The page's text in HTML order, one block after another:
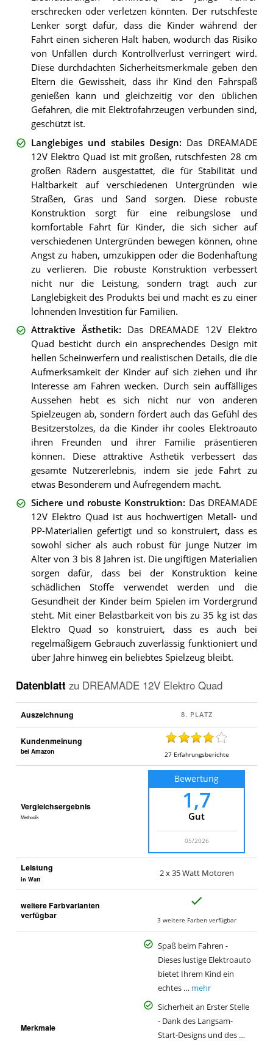
erschrecken oder verletzen könnten. Der rutschfeste
Lenker sorgt dafür, dass die Kinder während der
Fahrt einen sicheren Halt haben, wodurch das Risiko
von Unfällen durch Kontrollverlust verringert wird.
Diese durchdachten Sicherheitsmerkmale geben den
Eltern die Gewissheit, dass ihr Kind den Fahrspaß
genießen kann und gleichzeitig vor den üblichen
Gefahren, die mit Elektrofahrzeugen verbunden sind,
geschützt ist.
Langlebiges und stabiles Design: Das DREAMADE
12V Elektro Quad ist mit großen, rutschfesten 28 cm
großen Rädern ausgestattet, die für Stabilität und
Haltbarkeit auf verschiedenen Untergründen wie
Straßen, Gras und Sand sorgen. Diese robuste
Konstruktion sorgt für eine reibungslose und
komfortable Fahrt für Kinder, die sich sicher auf
verschiedenen Untergründen bewegen können, ohne
Angst zu haben, umzukippen oder die Bodenhaftung
zu verlieren. Die robuste Konstruktion verbessert
nicht nur die Leistung, sondern trägt auch zur
Langlebigkeit des Produkts bei und macht es zu einer
lohnenden Investition für Familien.
Attraktive Ästhetik: Das DREAMADE 12V Elektro
Quad besticht durch ein ansprechendes Design mit
hellen Scheinwerfern und realistischen Details, die die
Aufmerksamkeit der Kinder auf sich ziehen und ihr
Interesse am Fahren wecken. Durch sein auffälliges
Aussehen hebt es sich nicht nur von anderen
Spielzeugen ab, sondern fördert auch das Gefühl des
Besitzerstolzes, da die Kinder ihr cooles Elektroauto
ihren Freunden und ihrer Familie präsentieren
können. Diese attraktive Ästhetik verbessert das
gesamte Nutzererlebnis, indem sie jede Fahrt zu
etwas Besonderem und Aufregendem macht.
Sichere und robuste Konstruktion: Das DREAMADE
12V Elektro Quad ist aus hochwertigen Metall- und
PP-Materialien gefertigt und so konstruiert, dass es
sowohl sicher als auch robust für junge Nutzer im
Alter von 3 bis 8 Jahren ist. Die ungiftigen Materialien
sorgen dafür, dass bei der Konstruktion keine
schädlichen Stoffe verwendet werden und die
Gesundheit der Kinder beim Spielen im Vordergrund
steht. Mit einer Belastbarkeit von bis zu 35 kg ist das
Elektro Quad so konstruiert, dass es auch bei
regelmäßigem Gebrauch zuverlässig funktioniert und
über Jahre hinweg ein beliebtes Spielzeug bleibt.
Datenblatt zu DREAMADE 12V Elektro Quad
Auszeichnung
Kundenmeinung
bei Amazon 27 Erfahrungsberichte
Vergleichsergebnis
Methodik
Bewertung
1,7
Gut
05/2026
Leistung
in Watt
2 x 35 Watt Motoren
weitere Farbvarianten
verfügbar
3 weitere Farben verfügbar
Merkmale
Spaß beim Fahren -
Dieses lustige Elektroauto
bietet Ihrem Kind ein
echtes … mehr
Sicherheit an Erster Stelle
- Dank des Langsam-
Start-Designs und des …